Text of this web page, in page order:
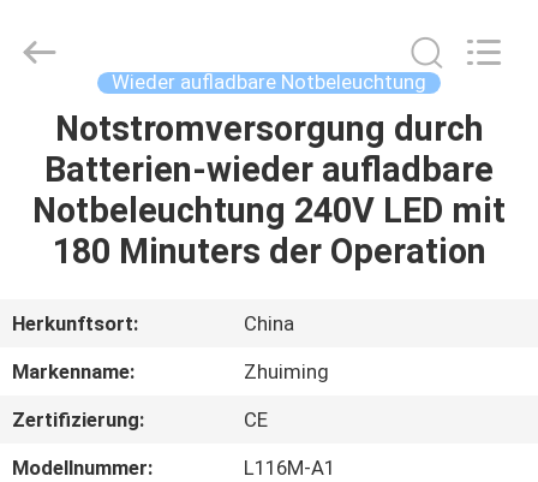
HAUS
PRODUKTE
UNS
AUSFLUG
Co.,Ltd.
Wieder aufladbare Notbeleuchtung
Notstromversorgung durch
Batterien-wieder aufladbare
Notbeleuchtung 240V LED mit
180 Minuters der Operation
Herkunftsort:
China
Markenname:
Zhuiming
Zertifizierung:
CE
Modellnummer:
L116M-A1